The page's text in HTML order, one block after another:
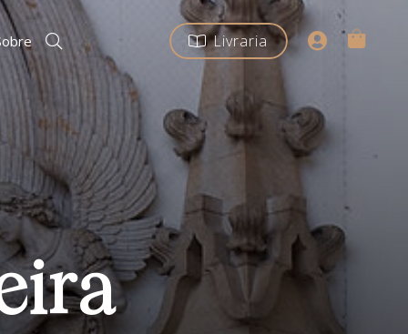
Livraria